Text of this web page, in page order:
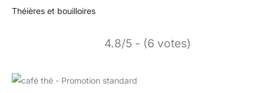
Théières et bouilloires
4.8/5 - (6 votes)